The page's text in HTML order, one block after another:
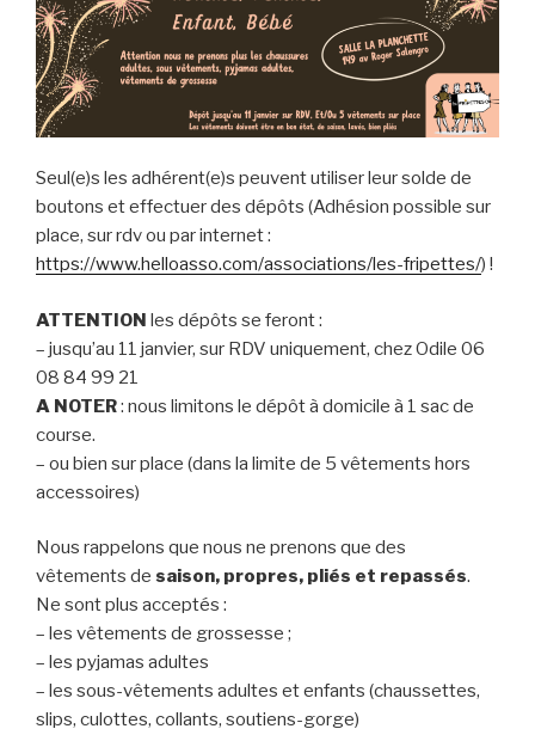
Seul(e)s les adhérent(e)s peuvent utiliser leur solde de
boutons et effectuer des dépôts (Adhésion possible sur
place, sur rdv ou par internet :
https://www.helloasso.com/associations/les-fripettes/) !
ATTENTION les dépôts se feront :
– jusqu’au 11 janvier, sur RDV uniquement, chez Odile 06
08 84 99 21
A NOTER: nous limitons le dépôt à domicile à 1 sac de
course.
– ou bien sur place (dans la limite de 5 vêtements hors
accessoires)
Nous rappelons que nous ne prenons que des
vêtements de saison, propres, pliés et repassés.
Ne sont plus acceptés :
– les vêtements de grossesse ;
– les pyjamas adultes
– les sous-vêtements adultes et enfants (chaussettes,
slips, culottes, collants, soutiens-gorge)